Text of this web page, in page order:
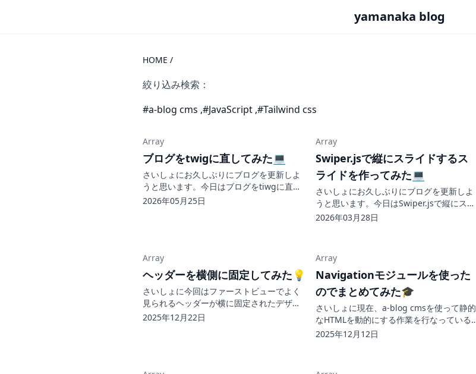
yamanaka blog
HOME /
絞り込み検索：
#a-blog cms ,#JavaScript ,#Tailwind css
Array
ブログをtwigに直してみた💻
さいしょにお久しぶりにブログを更新しよ
うと思います。今日はブログをtiwgに直し
てみたので変更した部分をまとめました。
2026年05月25日
Array
Swiper.jsで縦にスライドするス
ライドを作ってみた💻
さいしょにお久しぶりにブログを更新しよ
うと思います。今日はSwiper.jsで縦にスラ
イドするスライドについてまとめていこう
2026年03月28日
Array
ヘッダーを横側に固定してみた💡
さいしょに今回はファーストビューでよく
見られるヘッダーが横に固定されたデザイ
ンのコーディングについてまとめていこう
2025年12月22日
Array
Navigationモジュールを使った
のでまとめてみた🎓
さいしょに現在、a-blog cmsを使って静的
なHTMLを動的にする作業を行なっている
のですが、Navigationもジュールを学んだ
2025年12月12日